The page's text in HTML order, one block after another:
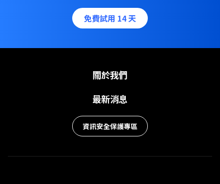
免費試用 14 天
關於我們
最新消息
資訊安全保護專區